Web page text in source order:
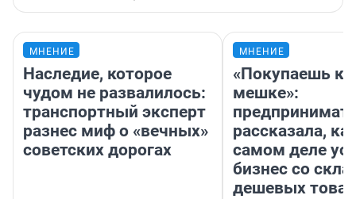
МНЕНИЕ
Наследие, которое
чудом не развалилось:
транспортный эксперт
разнес миф о «вечных»
советских дорогах
МНЕНИЕ
«Покупаешь
мешке»:
рассказала,
самом деле
бизнес со
дешевых